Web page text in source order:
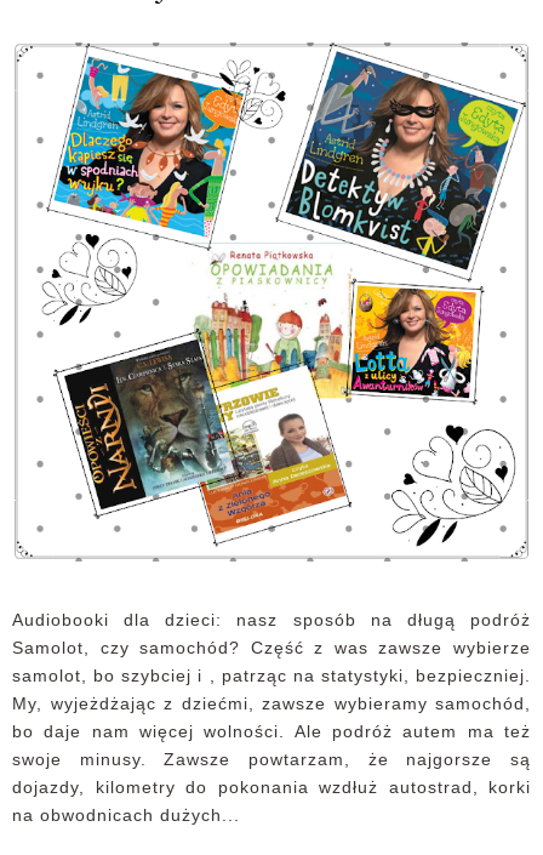
Audiobooki dla dzieci: nasz sposób na długą podróż
Samolot, czy samochód? Część z was zawsze wybierze
samolot, bo szybciej i , patrząc na statystyki, bezpieczniej.
My, wyjeżdżając z dziećmi, zawsze wybieramy samochód,
bo daje nam więcej wolności. Ale podróż autem ma też
swoje minusy. Zawsze powtarzam, że najgorsze są
dojazdy, kilometry do pokonania wzdłuż autostrad, korki
na obwodnicach dużych...